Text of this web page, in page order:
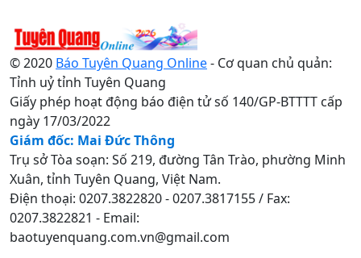
© 2020 Báo Tuyên Quang Online- Cơ quan chủ quản:
Tỉnh uỷ tỉnh Tuyên Quang
Giấy phép hoạt động báo điện tử số 140/GP-BTTTT cấp
ngày 17/03/2022
Giám đốc: Mai Đức Thông
Trụ sở Tòa soạn: Số 219, đường Tân Trào, phường Minh
Xuân, tỉnh Tuyên Quang, Việt Nam.
Điện thoại: 0207.3822820 - 0207.3817155 / Fax:
0207.3822821 - Email:
baotuyenquang.com.vn@gmail.com